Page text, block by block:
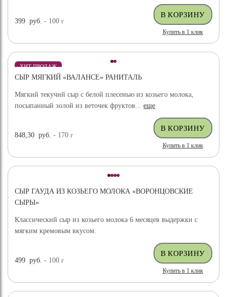
399 руб. - 100г
Купить в 1 клик
ХИТ ПРОДАЖ
СЫР МЯГКИЙ «ВАЛАНСЕ» РАНИТАЛЬ
Мягкий текучий сыр с белой плесенью из козьего молока,
посыпанный золой из веточек фруктов...еще
848,30 руб. - 170г
Купить в 1 клик
СЫР ГАУДА ИЗ КОЗЬЕГО МОЛОКА «ВОРОНЦОВСКИЕ
СЫРЫ»
Классический сыр из козьего молока 6 месяцев выдержки с
мягким кремовым вкусом.
499 руб. - 100г
Купить в 1 клик